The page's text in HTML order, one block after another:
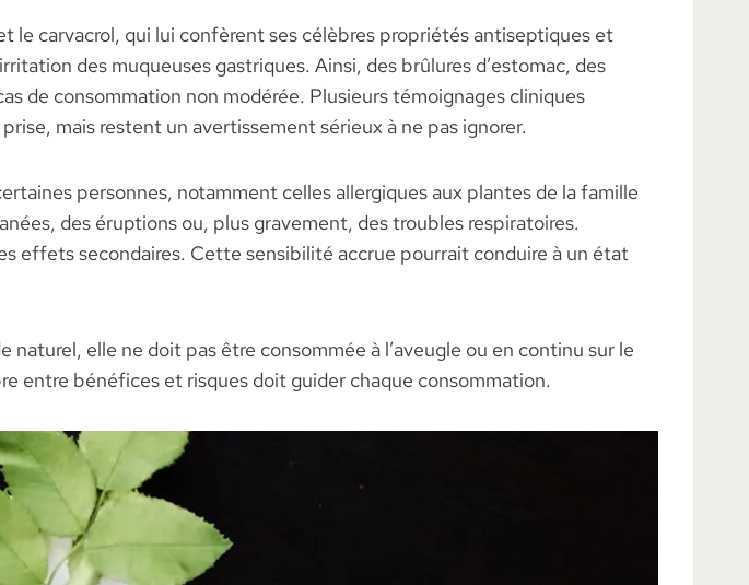
carvacrol, qui lui confèrent ses célèbres propriétés antiseptiques et
des muqueuses gastriques. Ainsi, des brûlures d’estomac, des
de consommation non modérée. Plusieurs témoignages cliniques
mais restent un avertissement sérieux à ne pas ignorer.
personnes, notamment celles allergiques aux plantes de la famille
des éruptions ou, plus gravement, des troubles respiratoires.
effets secondaires. Cette sensibilité accrue pourrait conduire à un état
elle ne doit pas être consommée à l’aveugle ou en continu sur le
entre bénéfices et risques doit guider chaque consommation.